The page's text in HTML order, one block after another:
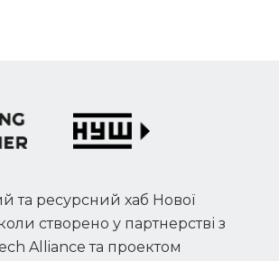
та ресурсний хаб Нової
створено у партнерстві з
Alliance та проектом